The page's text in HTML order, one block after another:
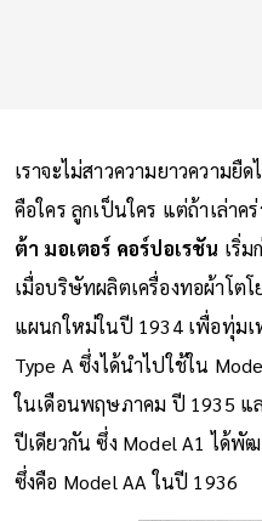
เราจะไม่สาวความยาวความยื
คือใคร ลูกเป็นใคร แต่ถ้าเล่าค
ต้า มอเตอร์ คอร์ปอเรชัน เริ่
เมื่อบริษัทผลิตเครื่องทอผ้าโตโ
แผนกใหม่ในปี 1934 เพื่อทุ่ม
Type A ซึ่งได้นำไปใช้ใน
ในเดือนพฤษภาคม ปี 1935 แ
ปีเดียวกัน ซึ่ง Model A1 ได้พั
ซึ่งคือ Model AA ในปี 1936